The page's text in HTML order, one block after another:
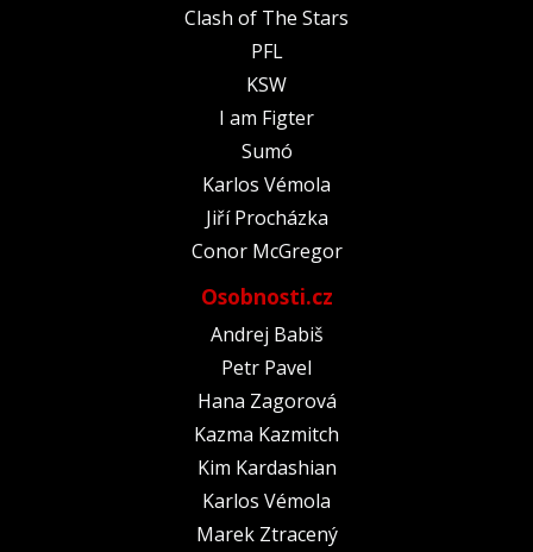
Clash of The Stars
PFL
KSW
I am Figter
Sumó
Karlos Vémola
Jiří Procházka
Conor McGregor
Osobnosti.cz
Andrej Babiš
Petr Pavel
Hana Zagorová
Kazma Kazmitch
Kim Kardashian
Karlos Vémola
Marek Ztracený